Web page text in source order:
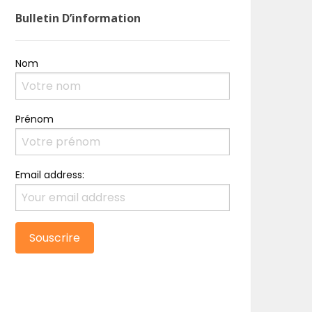
Bulletin D’information
Nom
Prénom
Email address: